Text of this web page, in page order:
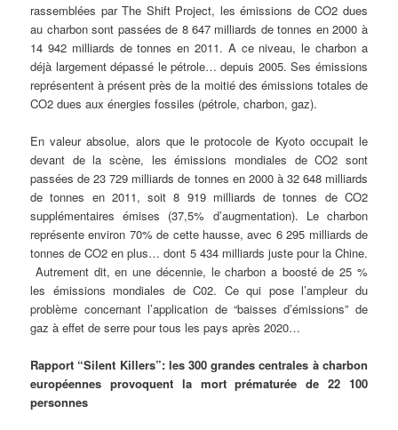
rassemblées par The Shift Project, les émissions de CO2 dues
au charbon sont passées de 8 647 milliards de tonnes en 2000 à
14 942 milliards de tonnes en 2011. A ce niveau, le charbon a
déjà largement dépassé le pétrole… depuis 2005. Ses émissions
représentent à présent près de la moitié des émissions totales de
CO2 dues aux énergies fossiles (pétrole, charbon, gaz).
En valeur absolue, alors que le protocole de Kyoto occupait le
devant de la scène, les émissions mondiales de CO2 sont
passées de 23 729 milliards de tonnes en 2000 à 32 648 milliards
de tonnes en 2011, soit 8 919 milliards de tonnes de CO2
supplémentaires émises (37,5% d’augmentation). Le charbon
représente environ 70% de cette hausse, avec 6 295 milliards de
tonnes de CO2 en plus… dont 5 434 milliards juste pour la Chine.
Autrement dit, en une décennie, le charbon a boosté de 25 %
les émissions mondiales de C02. Ce qui pose l’ampleur du
problème concernant l’application de “baisses d’émissions” de
gaz à effet de serre pour tous les pays après 2020…
Rapport “Silent Killers”: les 300 grandes centrales à charbon
européennes provoquent la mort prématurée de 22 100
personnes